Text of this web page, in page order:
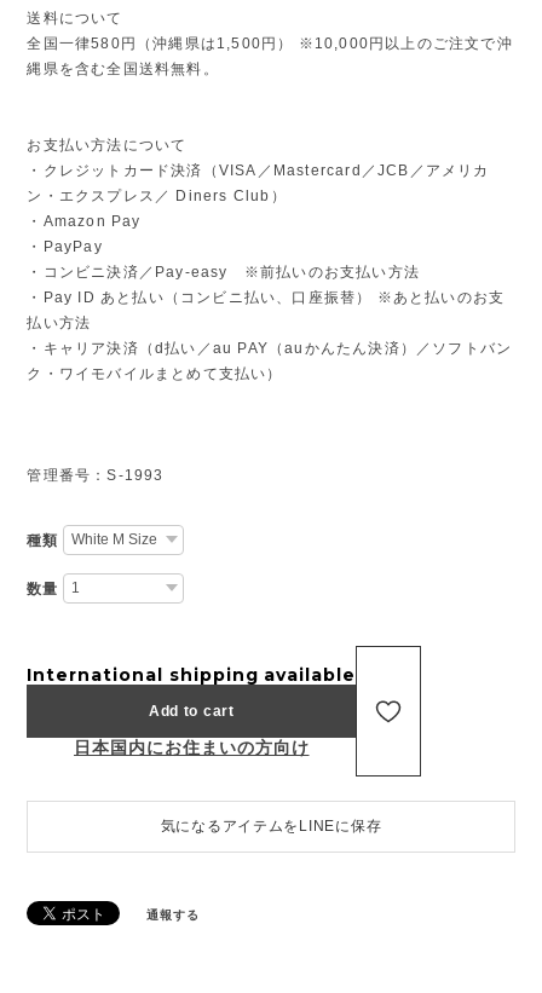
送料について
全国一律580円（沖縄県は1,500円） ※10,000円以上のご注文で沖
縄県を含む全国送料無料。
お支払い方法について
・クレジットカード決済（VISA／Mastercard／JCB／アメリカ
ン・エクスプレス／ Diners Club）
・Amazon Pay
・PayPay
・コンビニ決済／Pay-easy ※前払いのお支払い方法
・Pay ID あと払い（コンビニ払い、口座振替） ※あと払いのお支
払い方法
・キャリア決済（d払い／au PAY（auかんたん決済）／ソフトバン
ク・ワイモバイルまとめて支払い）
管理番号：S-1993
種類
数量
International shipping available
Add to cart
日本国内にお住まいの方向け
気になるアイテムをLINEに保存
通報する